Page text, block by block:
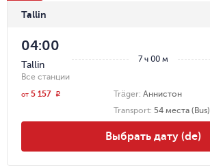
Tallin
7 ч 00 м
04:00
Tallin
Все станции
Träger: Аннистон
Transport: 54 места (Bus)
от 5 157 r
Выбрать дату (de)